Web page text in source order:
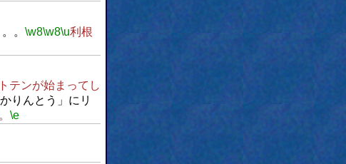
。 \w8\w8\u利根
テンが始まってし
りんとう」にリ
\e